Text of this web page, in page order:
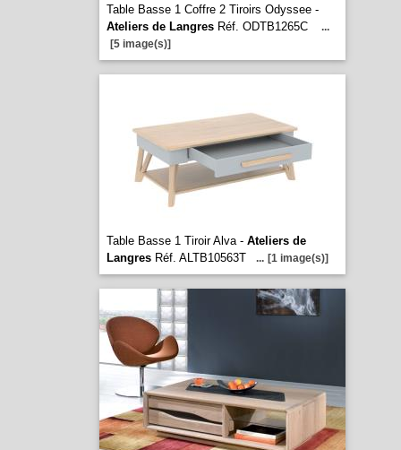
Table Basse 1 Coffre 2 Tiroirs Odyssee -
Ateliers de LangresRéf. ODTB1265C
...
[5 image(s)]
Table Basse 1 Tiroir Alva - Ateliers de
LangresRéf. ALTB10563T ... [1 image(s)]